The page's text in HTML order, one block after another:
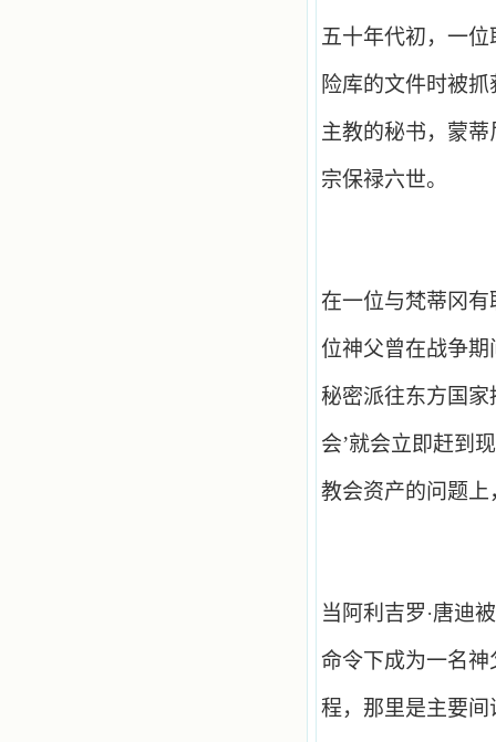
五十年代初，一
险库的文件时被
主教的秘书，蒙
宗保禄六世。
在一位与梵蒂冈
位神父曾在战争
秘密派往东方国家
会’就会立即赶到
教会资产的问题
当阿利吉罗·唐迪
命令下成为一名
程，那里是主要